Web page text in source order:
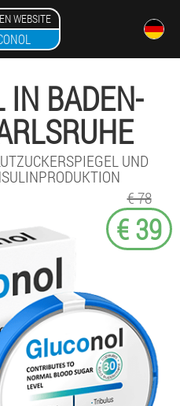
WEBSITE
IN BADEN-
UND
€ 78
€ 39